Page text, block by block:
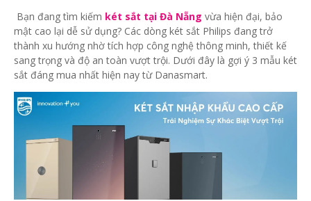
Bạn đang tìm kiếm két sắt tại Đà Nẵng vừa hiện đại, bảo
mật cao lại dễ sử dụng? Các dòng két sắt Philips đang trở
thành xu hướng nhờ tích hợp công nghệ thông minh, thiết kế
sang trọng và độ an toàn vượt trội. Dưới đây là gợi ý 3 mẫu két
sắt đáng mua nhất hiện nay từ Danasmart.